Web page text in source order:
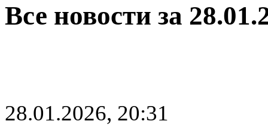
Все новости за
28.01.2026, 20:31